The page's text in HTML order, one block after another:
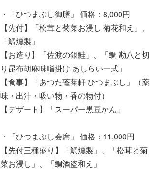
・「ひつまぶし御膳」 価格：8,000円
【先付】「松茸と菊菜お浸し 菊花和え」、
「鯛燻製」
【お造り】「佐渡の銀鮭」、「鯛 勘八と切
り昆布胡麻味噌掛け あしらい一式」
【食事】「あつた蓬莱軒 ひつまぶし」（薬
味・出汁・吸い物・香の物付）
【デザート】「スーパー黒豆かん」
・「ひつまぶし会席」 価格：11,000円
【先付三種盛り】「鯛燻製」、「松茸と菊
菜お浸し」、「鯛酒盗和え」